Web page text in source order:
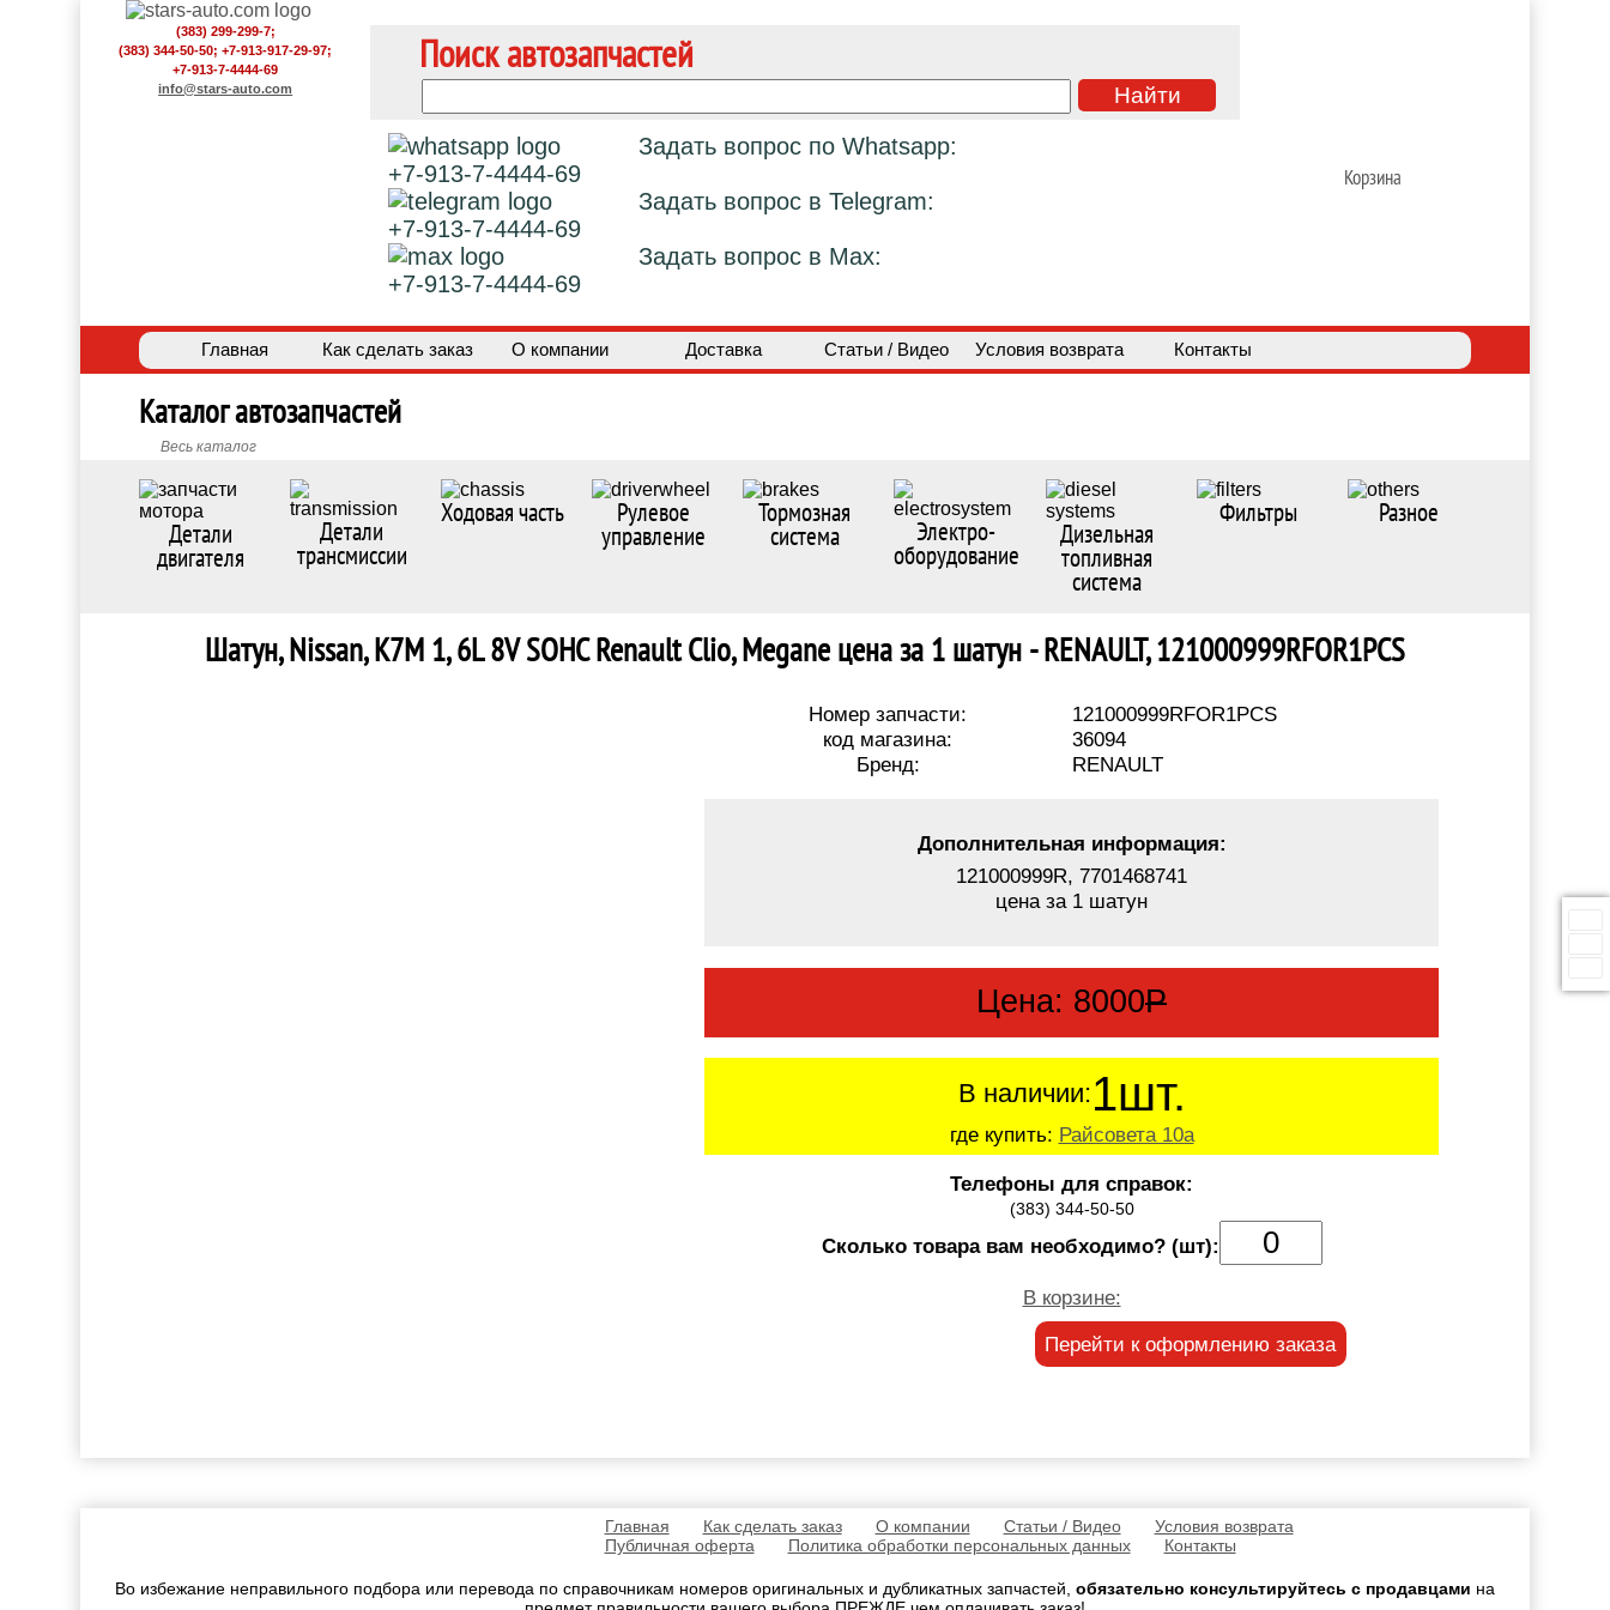
(383) 299-299-7;
(383) 344-50-50; +7-913-917-29-97;
+7-913-7-4444-69
info@stars-auto.com
Поиск автозапчастей
Задать вопрос по Whatsapp:
+7-913-7-4444-69
Задать вопрос в Telegram:
+7-913-7-4444-69
Задать вопрос в Max:
+7-913-7-4444-69
Корзина
Главная Как сделать заказ О компании Доставка Статьи / Видео Условия возврата Контакты
Каталог автозапчастей
Весь каталог
Детали
двигателя
Детали
трансмиссии
Ходовая часть Рулевое
управление
Тормозная
система Электро-
оборудование
Дизельная
топливная
система
Фильтры Разное
Шатун, Nissan, K7M 1, 6L 8V SOHC Renault Clio, Megane цена за 1 шатун - RENAULT, 121000999RFOR1PCS
Номер запчасти:
121000999RFOR1PCS
код магазина:
36094
Бренд:
RENAULT
Дополнительная информация:
121000999R, 7701468741
цена за 1 шатун
Цена: 8000Р
В наличии:1шт.
где купить: Райсовета 10а
Телефоны для справок:
(383) 344-50-50
Сколько товара вам необходимо? (шт):
В корзине:
Перейти к оформлению заказа
Главная Как сделать заказ О компании Статьи / Видео
Условия возврата
Публичная оферта
Политика обработки персональных данных Контакты
Во избежание неправильного подбора или перевода по справочникам номеров оригинальных и дубликатных запчастей, обязательно консультируйтесь с продавцами на